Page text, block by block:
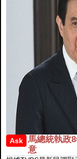
Ask
馬總統執政
意